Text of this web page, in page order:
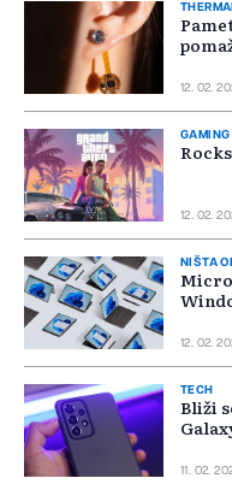
12. 02.
GAMING
12. 02.
NIŠTA
12. 02.
TECH
Bliži
11. 02.